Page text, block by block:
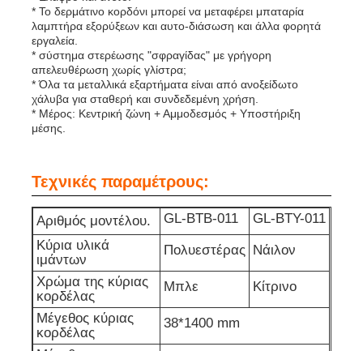
Επαναφορτιζόμενα λαμπτήρες καπάκις εξορυκτικών
υπόγεια λαμπτήρα καλώδιο χωρίς καπάκι
Φώτα κεφαλής ανθρακωρύχων
Αεροπορικά φώτα
Φωτοβολταϊκό ασφαλή από έκρηξη
* Το δερμάτινο κορδόνι μπορεί να μεταφέρει μπαταρία
λαμπτήρα εξορύξεων και αυτο-διάσωση και άλλα φορητά
εργαλεία.
* σύστημα στερέωσης "σφραγίδας" με γρήγορη
απελευθέρωση χωρίς γλίστρα;
* Όλα τα μεταλλικά εξαρτήματα είναι από ανοξείδωτο
χάλυβα για σταθερή και συνδεδεμένη χρήση.
* Μέρος: Κεντρική ζώνη + Αμμοδεσμός + Υποστήριξη
μέσης.
Τεχνικές παραμέτρους:
Αριθμός μοντέλου. GL-BTB-011
GL-BTY-011
Κύρια υλικά
ιμάντων
Πολυεστέρας Νάιλον
Χρώμα της κύριας
κορδέλας
Μπλε Κίτρινο
Μέγεθος κύριας
κορδέλας
38*1400 mm